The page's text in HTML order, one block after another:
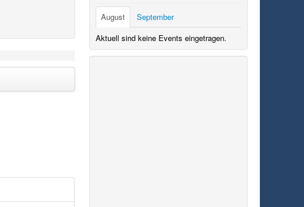
August
September
Aktuell sind keine Events eingetragen.